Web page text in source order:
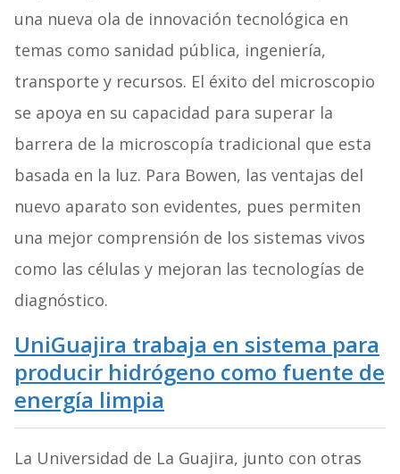
una nueva ola de innovación tecnológica en
temas como sanidad pública, ingeniería,
transporte y recursos. El éxito del microscopio
se apoya en su capacidad para superar la
barrera de la microscopía tradicional que esta
basada en la luz. Para Bowen, las ventajas del
nuevo aparato son evidentes, pues permiten
una mejor comprensión de los sistemas vivos
como las células y mejoran las tecnologías de
diagnóstico.
UniGuajira trabaja en sistema para
producir hidrógeno como fuente de
energía limpia
La Universidad de La Guajira, junto con otras